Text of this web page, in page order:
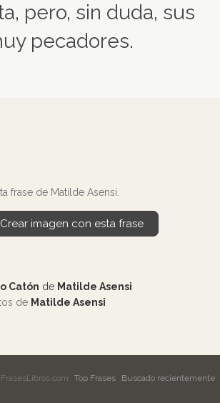
pero, sin duda, sus
pecadores.
frase de Matilde Asensi.
Crear imagen con esta frase
Catón de Matilde Asensi
de Matilde Asensi
Top Frases Buscado recientemente